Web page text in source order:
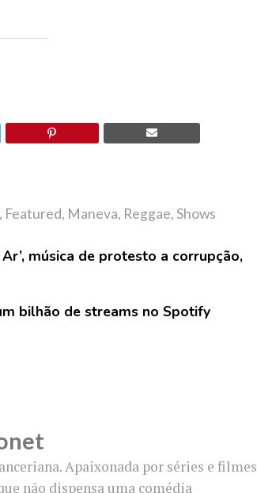
, Featured, Maneva, Reggae,Shows
música de protesto a corrupção,
bilhão de streams no Spotify
Apaixonada por séries e filmes
não dispensa uma comédia